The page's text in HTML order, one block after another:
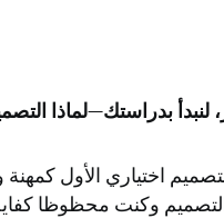
بدراستك—لماذا
اختياري الأول
وكنت محظوظا كفاية